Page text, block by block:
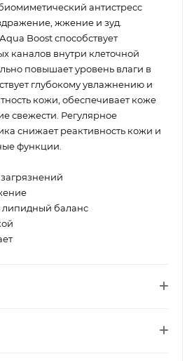
антистресс
жжение и зуд.
Boost способствует
каналов внутри клеточной
повышает уровень влаги в
глубокому увлажнению и
кожи, обеспечивает коже
свежести. Регулярное
снижает реактивность кожи и
функции.
липидный баланс